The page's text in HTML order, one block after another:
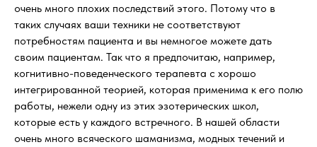
очень много плохих последствий этого. Потому что в
таких случаях ваши техники не соответствуют
потребностям пациента и вы немногое можете дать
своим пациентам. Так что я предпочитаю, например,
когнитивно-поведенческого терапевта с хорошо
интегрированной теорией, которая применима к его полю
работы, нежели одну из этих эзотерических школ,
которые есть у каждого встречного. В нашей области
очень много всяческого шаманизма, модных течений и